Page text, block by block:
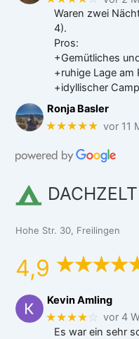
Waren zwei
4).
Pros:
+Gemütliches
+ruhige Lage am
+idyllischer
Ronja Basler
★★★★★ vor 11
Hohe Str. 30, Freilingen
4,9
Kevin Amling
★★★★☆ vor 4
Es war ein sehr